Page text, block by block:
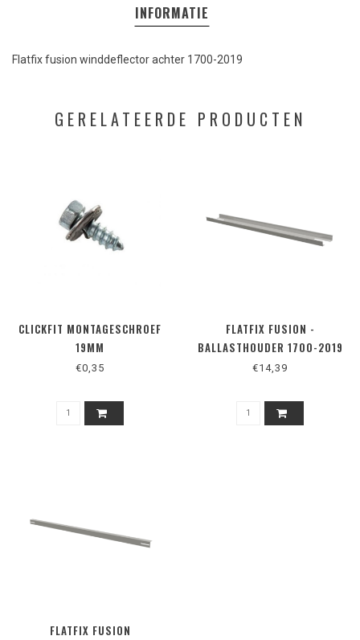
INFORMATIE
Flatfix fusion winddeflector achter 1700-2019
GERELATEERDE PRODUCTEN
CLICKFIT MONTAGESCHROEF
19MM
€0,35
FLATFIX FUSION -
BALLASTHOUDER 1700-2019
€14,39
FLATFIX FUSION